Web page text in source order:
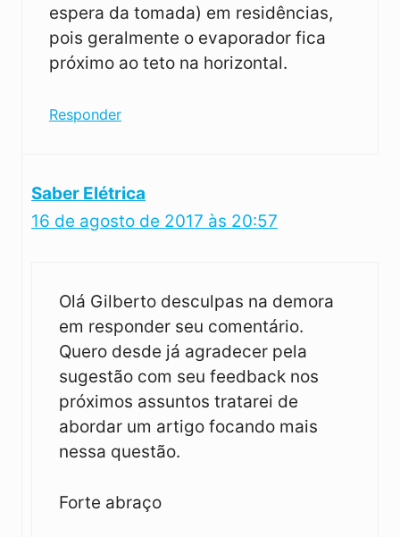
espera da tomada) em residências,
pois geralmente o evaporador fica
próximo ao teto na horizontal.
Responder
Saber Elétrica
16 de agosto de 2017 às 20:57
Olá Gilberto desculpas na demora
em responder seu comentário.
Quero desde já agradecer pela
sugestão com seu feedback nos
próximos assuntos tratarei de
abordar um artigo focando mais
nessa questão.
Forte abraço